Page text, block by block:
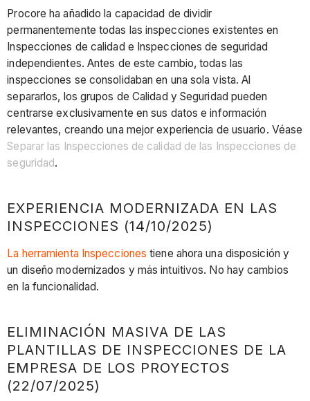
Procore ha añadido la capacidad de dividir
permanentemente todas las inspecciones existentes en
Inspecciones de calidad e Inspecciones de seguridad
independientes. Antes de este cambio, todas las
inspecciones se consolidaban en una sola vista. Al
separarlos, los grupos de Calidad y Seguridad pueden
centrarse exclusivamente en sus datos e información
relevantes, creando una mejor experiencia de usuario. Véase
Separar las Inspecciones de calidad de las Inspecciones de
seguridad.
EXPERIENCIA MODERNIZADA EN LAS
INSPECCIONES (14/10/2025)
La herramienta Inspecciones tiene ahora una disposición y
un diseño modernizados y más intuitivos. No hay cambios
en la funcionalidad.
ELIMINACIÓN MASIVA DE LAS
PLANTILLAS DE INSPECCIONES DE LA
EMPRESA DE LOS PROYECTOS
(22/07/2025)